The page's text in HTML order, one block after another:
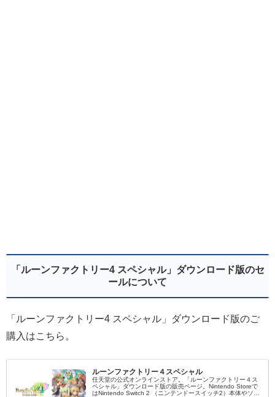
「ルーンファクトリー4 スペシャル」ダウンロード版のセ
ールについて
「ルーンファクトリー4 スペシャル」ダウンロード版のご
購入はこちら。
ルーンファクトリー４スペシャル
任天堂の公式オンラインストア。「ルーンファクトリー４ス
ペシャル」ダウンロード版の販売ページ。Nintendo Storeで
はNintendo Switch 2 （ニンテンドースイッチ2）本体やソフ